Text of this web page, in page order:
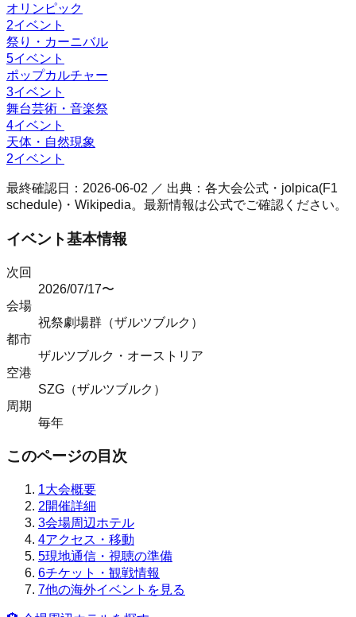
オリンピック
2イベント
祭り・カーニバル
5イベント
ポップカルチャー
3イベント
舞台芸術・音楽祭
4イベント
天体・自然現象
2イベント
最終確認日： 2026-06-02 ／ 出典：各大会公式・jolpica(F1
schedule)・Wikipedia。最新情報は公式でご確認ください。
イベント基本情報
次回
2026/07/17〜
会場
祝祭劇場群（ザルツブルク）
都市
ザルツブルク ・ オーストリア
空港
SZG（ザルツブルク）
周期
毎年
このページの目次
1大会概要
2開催詳細
3会場周辺ホテル
4アクセス・移動
5現地通信・視聴の準備
6チケット・観戦情報
7他の海外イベントを見る